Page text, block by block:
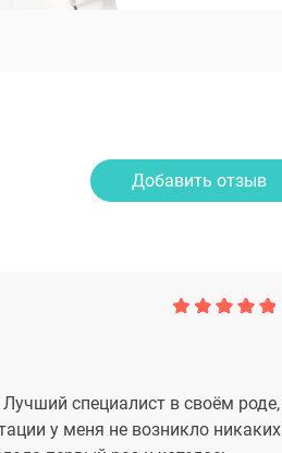
Добавить отзыв
специалист в своём роде,
у меня не возникло никаких